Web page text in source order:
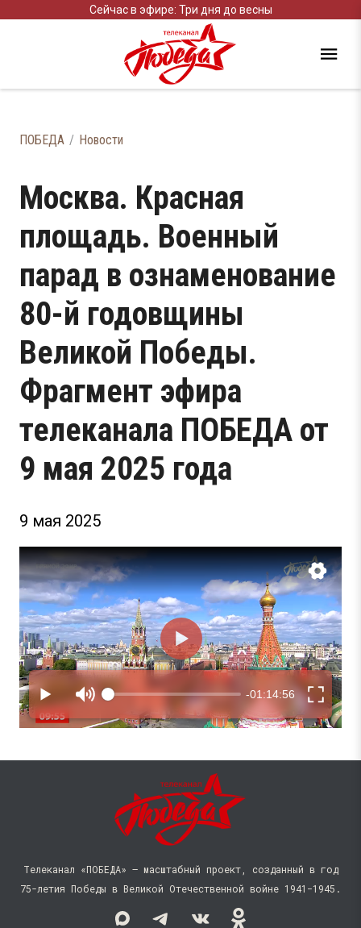
Сейчас в эфире: Три дня до весны
ПОБЕДА Новости
Москва. Красная
площадь. Военный
парад в ознаменование
80-й годовщины
Великой Победы.
Фрагмент эфира
телеканала ПОБЕДА от
9 мая 2025 года
9 мая 2025
Телеканал «ПОБЕДА» — масштабный проект, созданный в год
75-летия Победы в Великой Отечественной войне 1941−1945.